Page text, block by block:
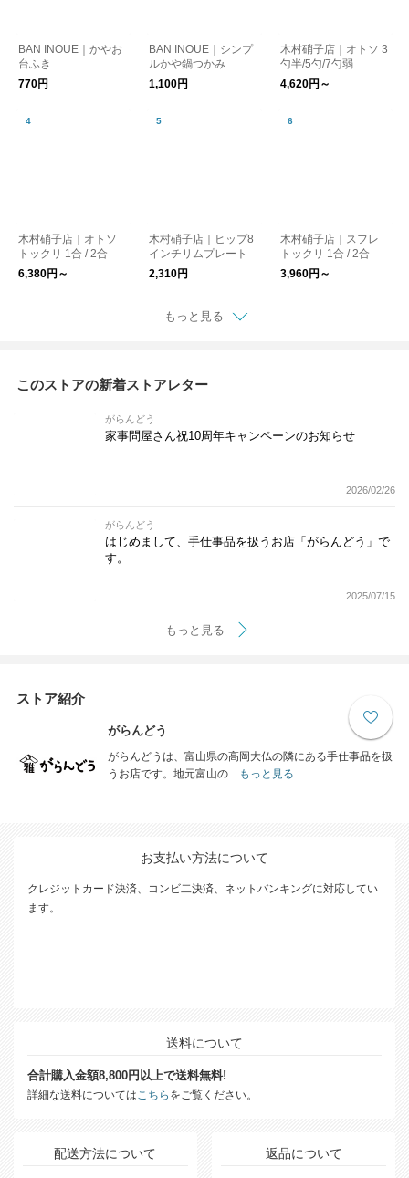
BAN INOUE｜かやお
台ふき
770円
BAN INOUE｜シンプ
ルかや鍋つかみ
1,100円
木村硝子店｜オトソ 3
勺半/5勺/7勺弱
4,620円～
木村硝子店｜オトソ
トックリ 1合 / 2合
6,380円～
木村硝子店｜ヒップ8
インチリムプレート
2,310円
木村硝子店｜スフレ
トックリ 1合 / 2合
3,960円～
もっと見る
このストアの新着ストアレター
がらんどう
家事問屋さん祝10周年キャンペーンのお知らせ
2026/02/26
がらんどう
はじめまして、手仕事品を扱うお店「がらんどう」で
す。
2025/07/15
もっと見る
ストア紹介
がらんどう
がらんどうは、富山県の高岡大仏の隣にある手仕事品を扱
うお店です。地元富山の...もっと見る
お支払い方法について
クレジットカード決済、コンビ二決済、ネットバンキングに対応してい
ます。
送料について